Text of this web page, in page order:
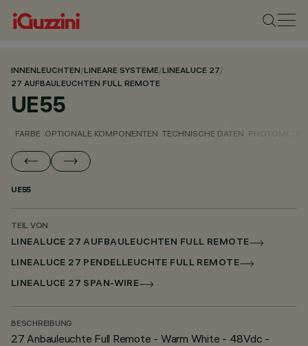
INNENLEUCHTEN/LINEARE SYSTEME/LINEALUCE 27/
27 AUFBAULEUCHTEN FULL REMOTE
UE55
FARBE OPTIONALE KOMPONENTEN TECHNISCHE DATEN
UE55
TEIL VON
LINEALUCE 27 AUFBAULEUCHTEN FULL REMOTE
LINEALUCE 27 PENDELLEUCHTE FULL REMOTE
LINEALUCE 27 SPAN-WIRE
BESCHREIBUNG
27 Anbauleuchte Full Remote - Warm White - 48Vdc -